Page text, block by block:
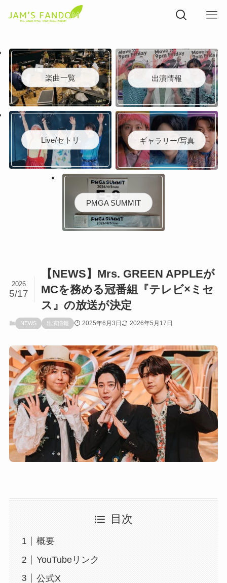
楽曲一覧 出演情報
Live/セトリ ギャラリー/写真
PMGA SUMMIT
【NEWS】Mrs. GREEN APPLEが
MCを務める冠番組『テレビ×ミセ
ス』の放送が決定
2026
5/17
NEWS 出演情報 2025年6月3日 2026年5月17日
目次
概要
YouTubeリンク
公式X